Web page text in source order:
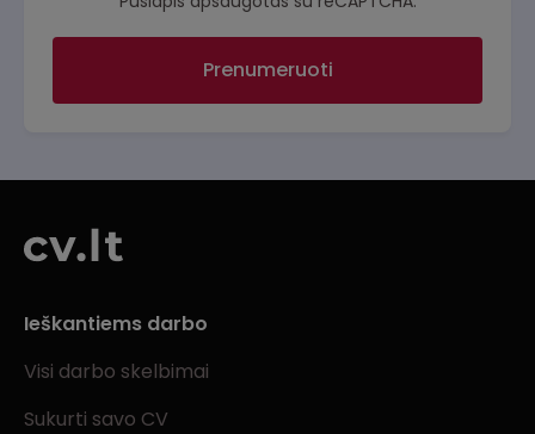
Prenumeruoti
Ieškantiems darbo
Visi darbo skelbimai
Sukurti savo CV